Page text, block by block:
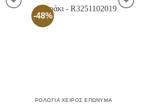
-48%
ΡΟΛΌΓΙΑ ΧΕΙΡΌΣ ΕΠΏΝΥΜΑ